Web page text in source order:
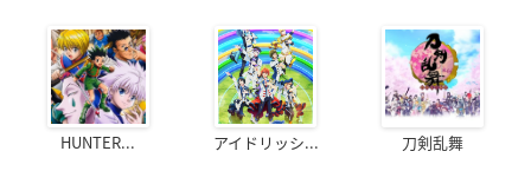
HUNTER... アイドリッシ... 刀剣乱舞